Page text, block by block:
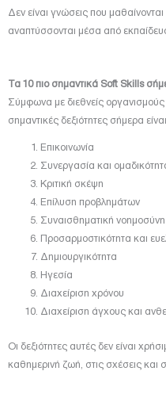
Δεν είναι γνώσεις που
αναπτύσσονται μέσα από
Τα 10 πιο σημαντικά Soft Skills
Σύμφωνα με διεθνείς
σημαντικές δεξιότητες σήμερα
Επικοινωνία
Συνεργασία και
Κριτική σκέψη
Επίλυση προβλημάτων
Συναισθηματική νοημοσύνη
Προσαρμοστικότητα και
Δημιουργικότητα
Ηγεσία
Διαχείριση χρόνου
Διαχείριση άγχους και
Οι δεξιότητες αυτές δεν είναι
καθημερινή ζωή, στις σχέσεις και